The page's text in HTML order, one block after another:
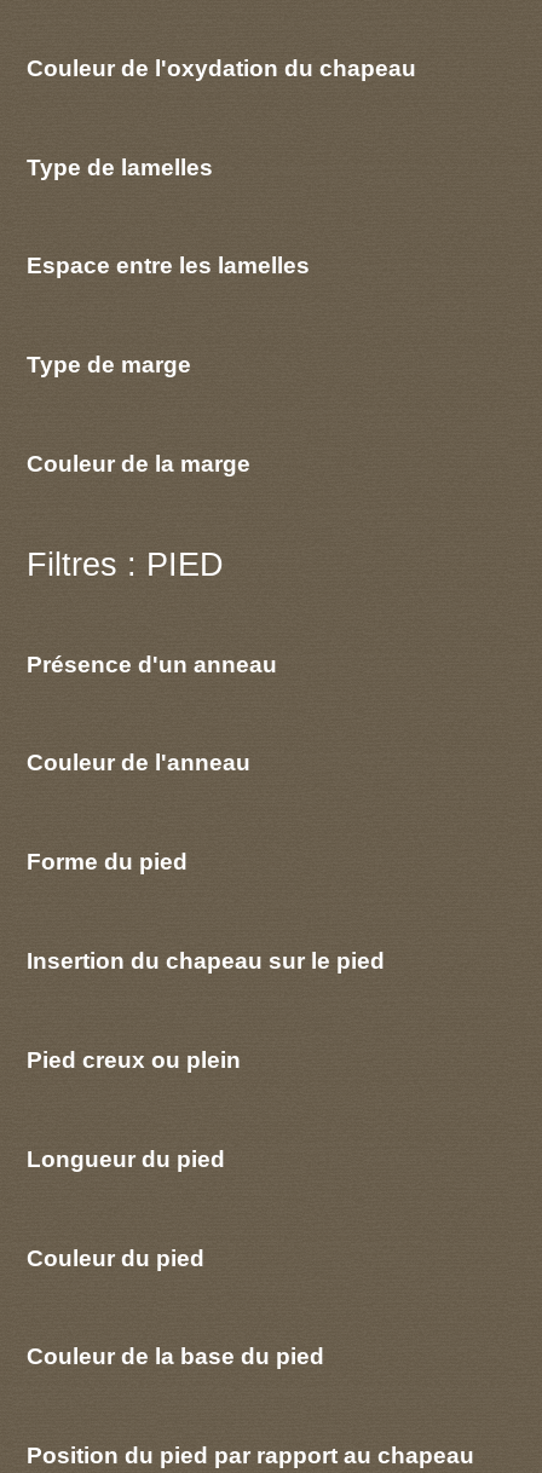
Couleur de l'oxydation du chapeau
Type de lamelles
Espace entre les lamelles
Type de marge
Couleur de la marge
Filtres : PIED
Présence d'un anneau
Couleur de l'anneau
Forme du pied
Insertion du chapeau sur le pied
Pied creux ou plein
Longueur du pied
Couleur du pied
Couleur de la base du pied
Position du pied par rapport au chapeau